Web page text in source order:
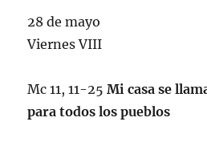
28 de mayo
Viernes VIII
Mc 11, 11-25Mi casa se
para todos los pueblos